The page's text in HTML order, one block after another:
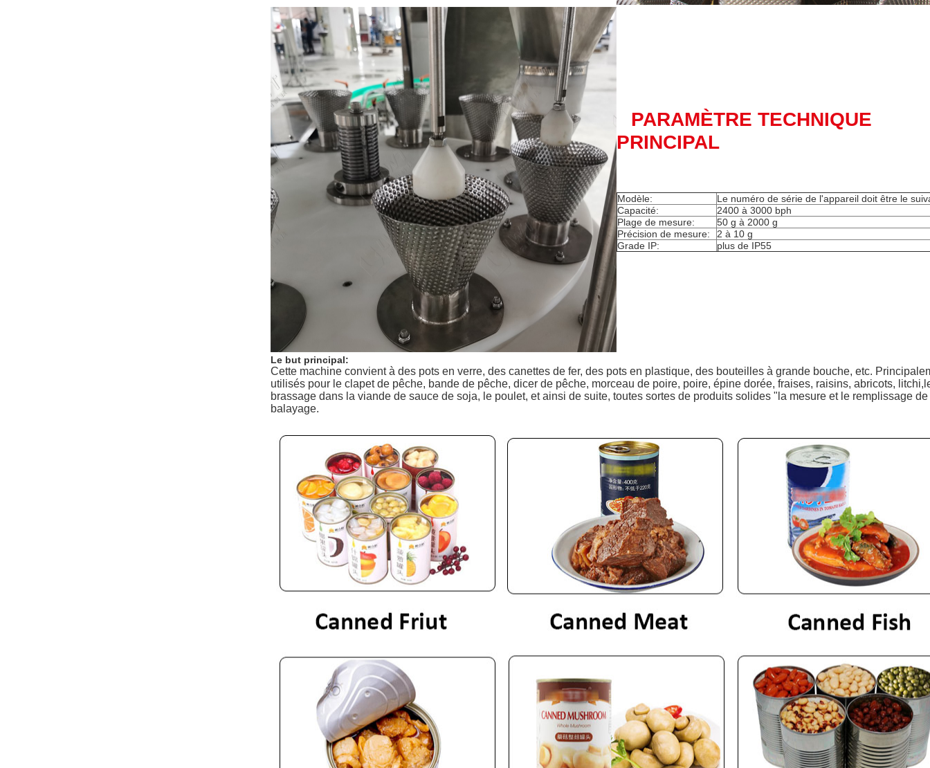
PARAMÈTRE TECHNIQUE
PRINCIPAL
Modèle:
Le numéro de série de l'appareil doit être le
Capacité:
2400 à 3000 bph
Plage de mesure:
50 g à 2000 g
Précision de mesure:
2 à 10 g
Grade IP:
plus de IP55
Le but principal:
Cette machine convient à des pots en verre, des canettes de fer, des pots en plastique, des bouteilles à grande bouche, etc.
utilisés pour le clapet de pêche, bande de pêche, dicer de pêche, morceau de poire, poire, épine dorée, fraises, raisins, abricots,
brassage dans la viande de sauce de soja, le poulet, et ainsi de suite, toutes sortes de produits solides "la mesure et le remplissage de
balayage.